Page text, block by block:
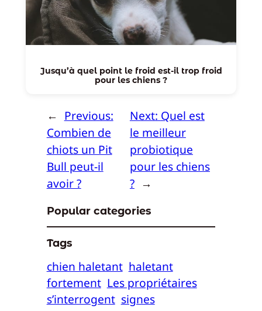
Jusqu’à quel point le froid est-il trop froid
pour les chiens ?
← Previous:
Combien de
chiots un Pit
Bull peut-il
avoir ?
Next: Quel est
le meilleur
probiotique
pour les chiens
? →
Popular categories
Tags
chien haletant haletant
fortement Les propriétaires
s’interrogent signes